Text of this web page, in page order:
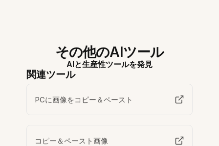
その他のAIツール
AIと生産性ツールを発見
関連ツール
PCに画像をコピー＆ペースト
コピー＆ペースト画像